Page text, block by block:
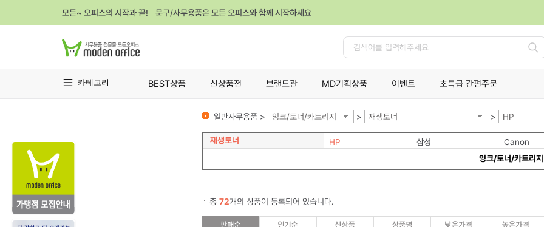
모든~ 오피스의 시작과 끝! 문구/사무용품은 모든 오피스와 함께 시작하세요
검
카테고리 BEST상품 신상품전 브랜드관 MD기획상품 이벤트 초특급 간편주문
일반사무용품 > 잉크/토너/카트리지 > 재생토너 > HP
재생토너 HP 삼성
Canon
잉크/토너/카트리지
총 72개의 상품이 등록되어 있습니다.